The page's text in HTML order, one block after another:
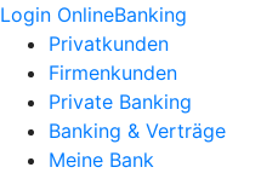
Login OnlineBanking
Privatkunden
Firmenkunden
Private Banking
Banking & Verträge
Meine Bank